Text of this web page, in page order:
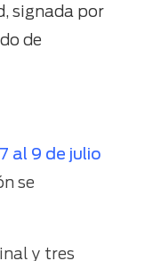
signada por
de
7 al 9 de julio
se
y tres